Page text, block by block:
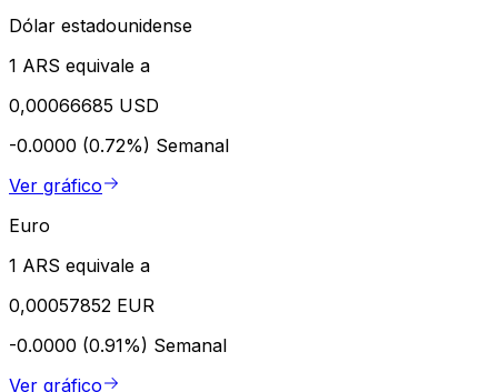
Dólar estadounidense
1 ARS equivale a
0,00066685 USD
-0.0000 (0.72%) Semanal
Ver gráfico
Euro
1 ARS equivale a
0,00057852 EUR
-0.0000 (0.91%) Semanal
Ver gráfico